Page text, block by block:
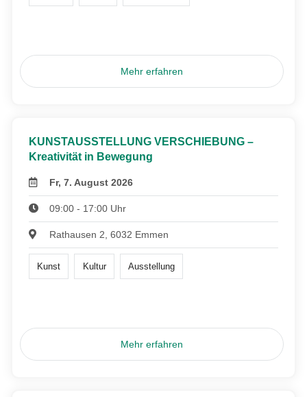
Mehr erfahren
KUNSTAUSSTELLUNG VERSCHIEBUNG –
Kreativität in Bewegung
Fr, 7. August 2026
09:00 - 17:00 Uhr
Rathausen 2, 6032 Emmen
Kunst Kultur Ausstellung
Mehr erfahren